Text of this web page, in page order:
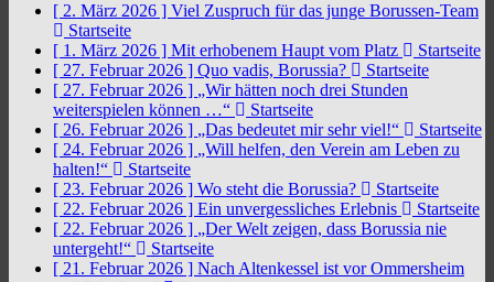
[ 2. März 2026 ] Viel Zuspruch für das junge Borussen-Team
Startseite
[ 1. März 2026 ] Mit erhobenem Haupt vom Platz
Startseite
[ 27. Februar 2026 ] Quo vadis, Borussia?
Startseite
[ 27. Februar 2026 ] „Wir hätten noch drei Stunden
weiterspielen können …“
Startseite
[ 26. Februar 2026 ] „Das bedeutet mir sehr viel!“
Startseite
[ 24. Februar 2026 ] „Will helfen, den Verein am Leben zu
halten!“
Startseite
[ 23. Februar 2026 ] Wo steht die Borussia?
Startseite
[ 22. Februar 2026 ] Ein unvergessliches Erlebnis
Startseite
[ 22. Februar 2026 ] „Der Welt zeigen, dass Borussia nie
untergeht!“
Startseite
[ 21. Februar 2026 ] Nach Altenkessel ist vor Ommersheim